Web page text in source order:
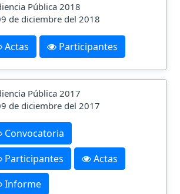
Pública 2018
de diciembre del 2018
Actas Participantes
Pública 2017
de diciembre del 2017
Convocatoria
Participantes
Actas
Informe